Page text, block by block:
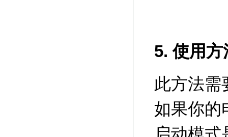
5. 使用方
此方法需
如果你的